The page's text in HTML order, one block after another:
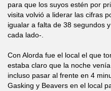
para que los suyos estén por
visita volvió a liderar las cifras
igualar a falta de 38 segundos
cada lado-.
Con Alorda fue el local el que
estaba claro que la noche
incluso pasar al frente en 4
Gasking y Beavers en el local